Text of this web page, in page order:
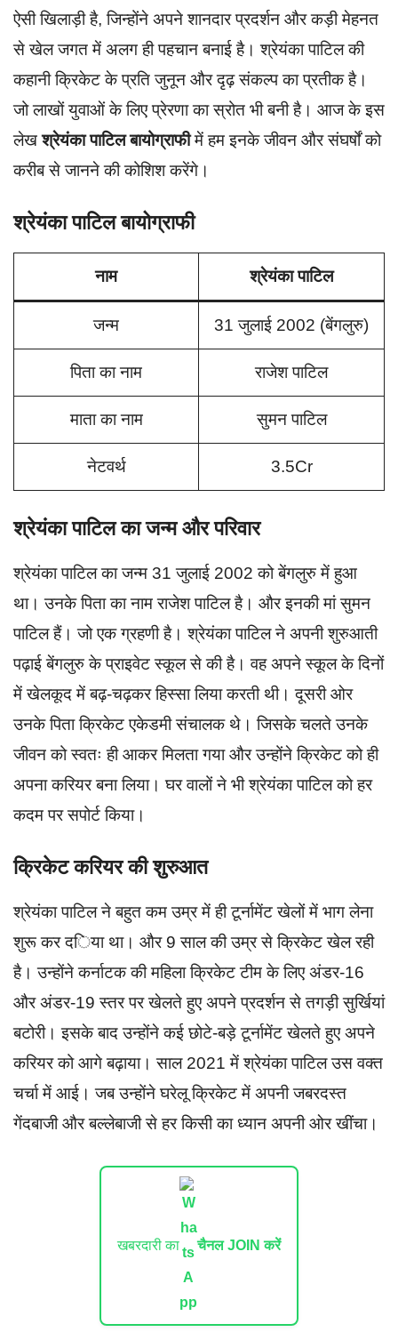
ऐसी खिलाड़ी है, जिन्होंने अपने शानदार प्रदर्शन और कड़ी मेहनत
से खेल जगत में अलग ही पहचान बनाई है। श्रेयंका पाटिल की
कहानी क्रिकेट के प्रति जुनून और दृढ़ संकल्प का प्रतीक है।
जो लाखों युवाओं के लिए प्रेरणा का स्रोत भी बनी है। आज के इस
लेखश्रेयंका पाटिल बायोग्राफीमें हम इनके जीवन और संघर्षों को
करीब से जानने की कोशिश करेंगे।
श्रेयंका पाटिल बायोग्राफी
नाम श्रेयंका पाटिल
जन्म 31 जुलाई 2002 (बेंगलुरु)
पिता का नाम राजेश पाटिल
माता का नाम सुमन पाटिल
नेटवर्थ 3.5Cr
श्रेयंका पाटिल का जन्म और परिवार
श्रेयंका पाटिल का जन्म 31 जुलाई 2002 को बेंगलुरु में हुआ
था। उनके पिता का नाम राजेश पाटिल है। और इनकी मां सुमन
पाटिल हैं। जो एक ग्रहणी है। श्रेयंका पाटिल ने अपनी शुरुआती
पढ़ाई बेंगलुरु के प्राइवेट स्कूल से की है। वह अपने स्कूल के दिनों
में खेलकूद में बढ़-चढ़कर हिस्सा लिया करती थी। दूसरी ओर
उनके पिता क्रिकेट एकेडमी संचालक थे। जिसके चलते उनके
जीवन को स्वतः ही आकर मिलता गया और उन्होंने क्रिकेट को ही
अपना करियर बना लिया। घर वालों ने भी श्रेयंका पाटिल को हर
कदम पर सपोर्ट किया।
क्रिकेट करियर की शुरुआत
श्रेयंका पाटिल ने बहुत कम उम्र में ही टूर्नामेंट खेलों में भाग लेना
शुरू कर दिया था। और 9 साल की उम्र से क्रिकेट खेल रही
है। उन्होंने कर्नाटक की महिला क्रिकेट टीम के लिए अंडर-16
और अंडर-19 स्तर पर खेलते हुए अपने प्रदर्शन से तगड़ी सुर्खियां
बटोरी। इसके बाद उन्होंने कई छोटे-बड़े टूर्नामेंट खेलते हुए अपने
करियर को आगे बढ़ाया। साल 2021 में श्रेयंका पाटिल उस वक्त
चर्चा में आई। जब उन्होंने घरेलू क्रिकेट में अपनी जबरदस्त
गेंदबाजी और बल्लेबाजी से हर किसी का ध्यान अपनी ओर खींचा।
खबरदारी का चैनल JOIN करें